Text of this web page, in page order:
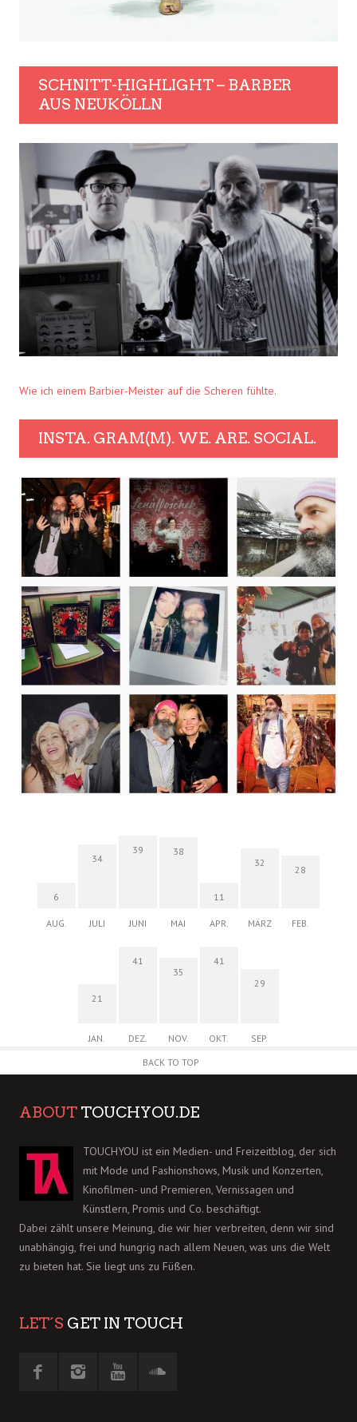
SCHNITT-HIGHLIGHT – BARBER
AUS NEUKÖLLN
Wie ich einem Barbier-Meister auf die Scheren fühlte.
INSTA. GRAM(M). WE. ARE. SOCIAL.
6
AUG.
34
JULI
39
JUNI
38
MAI
11
APR.
32
MÄRZ
28
FEB.
21
JAN.
41
DEZ.
35
NOV.
41
OKT.
29
SEP.
BACK TO TOP
ABOUT TOUCHYOU.DE
TOUCHYOU ist ein Medien- und Freizeitblog, der sich
mit Mode und Fashionshows, Musik und Konzerten,
Kinofilmen- und Premieren, Vernissagen und
Künstlern, Promis und Co. beschäftigt.
Dabei zählt unsere Meinung, die wir hier verbreiten, denn wir sind
unabhängig, frei und hungrig nach allem Neuen, was uns die Welt
zu bieten hat. Sie liegt uns zu Füßen.
LET´S GET IN TOUCH